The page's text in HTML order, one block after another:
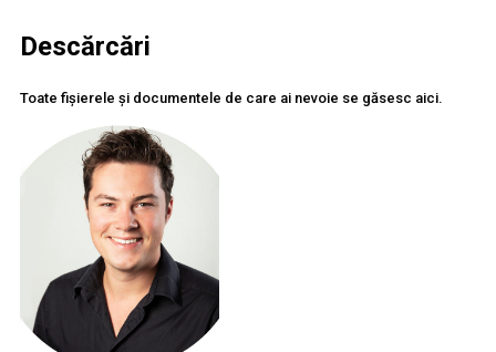
Descărcări
Toate fișierele și documentele de care ai nevoie se găsesc aici.